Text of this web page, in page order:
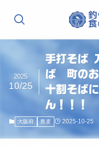
手打そば
ば 町のお
十割そば
ん！！！
2025
10/25
大阪府 蕎麦 2025-10-25